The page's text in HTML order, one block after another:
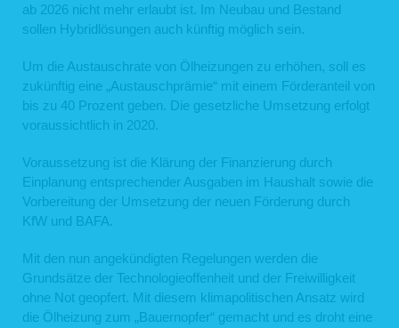
ab 2026 nicht mehr erlaubt ist. Im Neubau und Bestand
sollen Hybridlösungen auch künftig möglich sein.
Um die Austauschrate von Ölheizungen zu erhöhen, soll es
zukünftig eine „Austauschprämie“ mit einem Förderanteil von
bis zu 40 Prozent geben. Die gesetzliche Umsetzung erfolgt
voraussichtlich in 2020.
Voraussetzung ist die Klärung der Finanzierung durch
Einplanung entsprechender Ausgaben im Haushalt sowie die
Vorbereitung der Umsetzung der neuen Förderung durch
KfW und BAFA.
Mit den nun angekündigten Regelungen werden die
Grundsätze der Technologieoffenheit und der Freiwilligkeit
ohne Not geopfert. Mit diesem klimapolitischen Ansatz wird
die Ölheizung zum „Bauernopfer“ gemacht und es droht eine